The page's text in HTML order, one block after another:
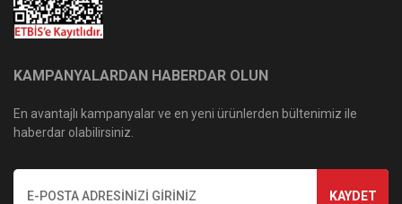
KAMPANYALARDAN HABERDAR OLUN
En avantajlı kampanyalar ve en yeni ürünlerden bültenimiz ile
haberdar olabilirsiniz.
KAYDET